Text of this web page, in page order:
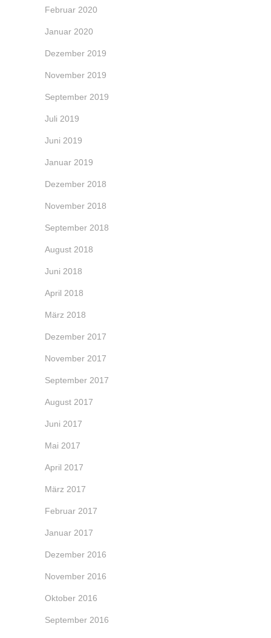
Februar 2020
Januar 2020
Dezember 2019
November 2019
September 2019
Juli 2019
Juni 2019
Januar 2019
Dezember 2018
November 2018
September 2018
August 2018
Juni 2018
April 2018
März 2018
Dezember 2017
November 2017
September 2017
August 2017
Juni 2017
Mai 2017
April 2017
März 2017
Februar 2017
Januar 2017
Dezember 2016
November 2016
Oktober 2016
September 2016